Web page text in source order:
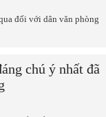
đối với dân văn phòng
chú ý nhất đã